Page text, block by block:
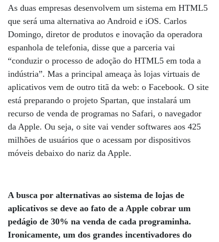
As duas empresas desenvolvem um sistema em HTML5
que será uma alternativa ao Android e iOS. Carlos
Domingo, diretor de produtos e inovação da operadora
espanhola de telefonia, disse que a parceria vai
“conduzir o processo de adoção do HTML5 em toda a
indústria”. Mas a principal ameaça às lojas virtuais de
aplicativos vem de outro titã da web: o Facebook. O site
está preparando o projeto Spartan, que instalará um
recurso de venda de programas no Safari, o navegador
da Apple. Ou seja, o site vai vender softwares aos 425
milhões de usuários que o acessam por dispositivos
móveis debaixo do nariz da Apple.
A busca por alternativas ao sistema de lojas de
aplicativos se deve ao fato de a Apple cobrar um
pedágio de 30% na venda de cada programinha.
Ironicamente, um dos grandes incentivadores do